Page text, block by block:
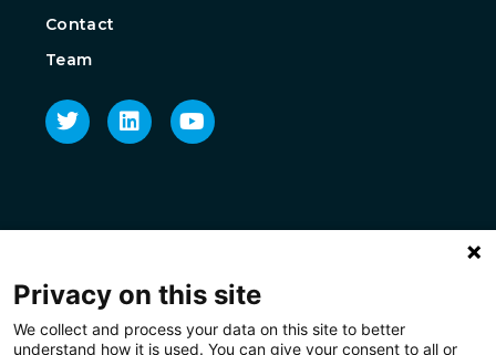
Contact
Team
Privacy on this site
We collect and process your data on this site to better
understand how it is used. You can give your consent to all or